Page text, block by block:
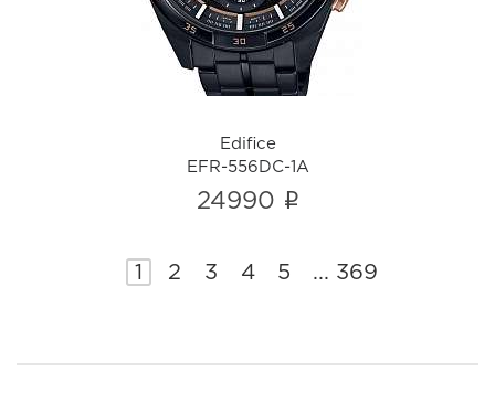
Edifice
EFR-556DC-1A
24990 i
1 2 3 4 5 369